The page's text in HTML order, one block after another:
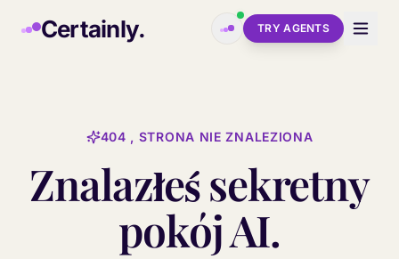
Certainly. TRY AGENTS
404 , STRONA NIE ZNALEZIONA
Znalazłeś sekretny
pokój AI.